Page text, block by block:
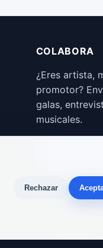
COLABORA
¿Eres artista,
promotor?
galas,
musicales.
Noticias ·
Rechazar